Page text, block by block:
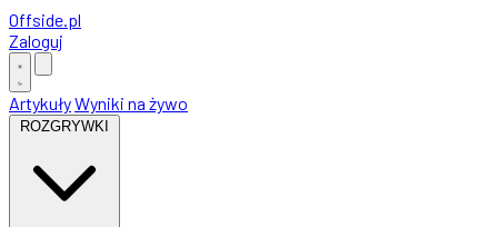
Offside.pl
Zaloguj
ArtykułyWyniki na żywo
ROZGRYWKI